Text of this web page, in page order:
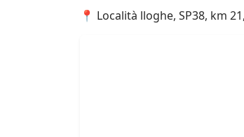
📍 Località lloghe, SP38, km